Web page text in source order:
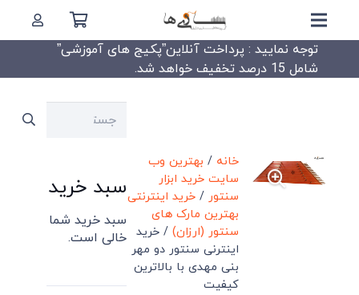
توجه نمایید : پرداخت آنلاین”پکیج های آموزشی”
شامل 15 درصد تخفیف خواهد شد.
خانه / بهترین وب
سایت خرید ابزار
سنتور /خرید اینترنتی
بهترین مارک های
سنتور (ارزان) / خرید
اینترنی سنتور دو مهر
بنی مهدی با بالاترین
کیفیت
جستجو
سبد خرید
سبد خرید شما
خالی است.